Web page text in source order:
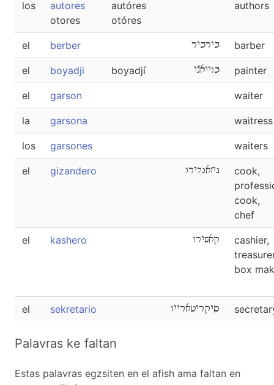
los
autores
otores
autóres
otóres
authors
el berber בירביר barber
el boyadji boyadjí בוייאגﬞי painter
el garson waiter
la garsona waitress
los garsones waiters
el gizandero גיזאנדירו
cook,
cook,
chef
el kashero קאשירו
cashier,
box
el sekretario סיקריטארייו
Palavras ke faltan
Estas palavras egzsiten en el afish ama faltan en